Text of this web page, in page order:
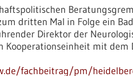
dritten Mal in Folge ein
Direktor der
Kooperationseinheit mit dem
fachbeitrag/pm/